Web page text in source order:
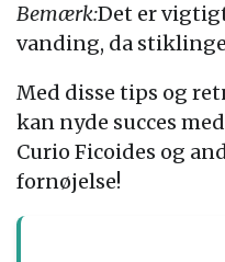
Bemærk:Det er
vanding, da
Med disse tips og
kan nyde succes
Curio Ficoides og
fornøjelse!